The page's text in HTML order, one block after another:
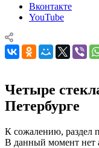
Вконтакте
YouTube
Четыре
Петербурге
К сожалению, раздел
В данный момент нет